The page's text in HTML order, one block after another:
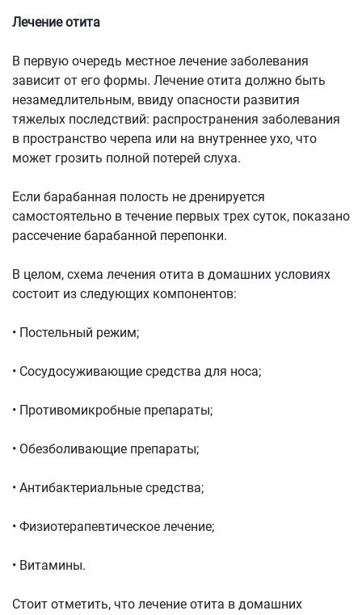
Лечение отита
В первую очередь местное лечение заболевания
зависит от его формы. Лечение отита должно быть
незамедлительным, ввиду опасности развития
тяжелых последствий: распространения заболевания
в пространство черепа или на внутреннее ухо, что
может грозить полной потерей слуха.
Если барабанная полость не дренируется
самостоятельно в течение первых трех суток, показано
рассечение барабанной перепонки.
В целом, схема лечения отита в домашних условиях
состоит из следующих компонентов:
• Постельный режим;
• Сосудосуживающие средства для носа;
• Противомикробные препараты;
• Обезболивающие препараты;
• Антибактериальные средства;
• Физиотерапевтическое лечение;
• Витамины.
Стоит отметить, что лечение отита в домашних